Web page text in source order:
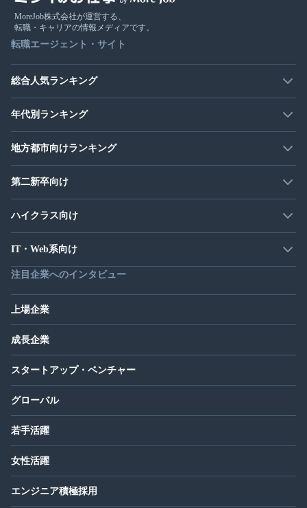
MoreJob株式会社が運営する、
転職・キャリアの情報メディアです。
転職エージェント・サイト
総合人気ランキング
年代別ランキング
地方都市向けランキング
第二新卒向け
ハイクラス向け
IT・Web系向け
注目企業へのインタビュー
上場企業
成長企業
スタートアップ・ベンチャー
グローバル
若手活躍
女性活躍
エンジニア積極採用